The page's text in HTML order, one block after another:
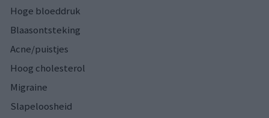
Hoge bloeddruk
Blaasontsteking
Acne/puistjes
Hoog cholesterol
Migraine
Slapeloosheid